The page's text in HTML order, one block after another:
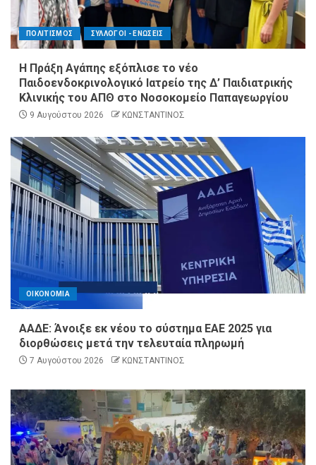
ΠΟΛΙΤΙΣΜΟΣ ΣΥΛΛΟΓΟΙ - ΕΝΩΣΕΙΣ
Η Πράξη Αγάπης εξόπλισε το νέο
Παιδοενδοκρινολογικό Ιατρείο της Δ’ Παιδιατρικής
Κλινικής του ΑΠΘ στο Νοσοκομείο Παπαγεωργίου
9 Αυγούστου 2026 ΚΩΝΣΤΑΝΤΙΝΟΣ
ΟΙΚΟΝΟΜΙΑ
ΑΑΔΕ: Άνοιξε εκ νέου το σύστημα ΕΑΕ 2025 για
διορθώσεις μετά την τελευταία πληρωμή
7 Αυγούστου 2026 ΚΩΝΣΤΑΝΤΙΝΟΣ